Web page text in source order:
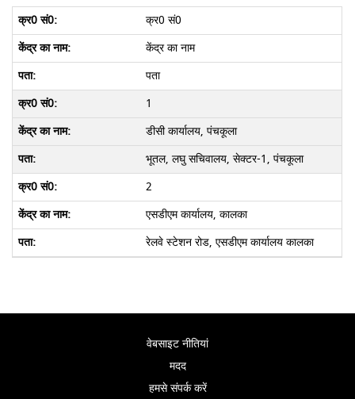
क्र0 सं0
केंद्र का नाम
पता
1
डीसी कार्यालय, पंचकूला
भूतल, लघु सचिवालय, सेक्टर-1, पंचकूला
2
एसडीएम कार्यालय, कालका
रेलवे स्टेशन रोड, एसडीएम कार्यालय कालका
वेबसाइट नीतियां
मदद
हमसे संपर्क करें